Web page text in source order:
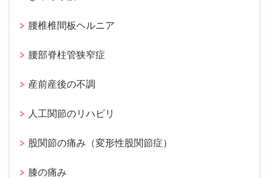
腰椎椎間板ヘルニア
腰部脊柱管狭窄症
産前産後の不調
人工関節のリハビリ
股関節の痛み（変形性股関節症）
膝の痛み